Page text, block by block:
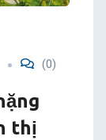
(0)
thị